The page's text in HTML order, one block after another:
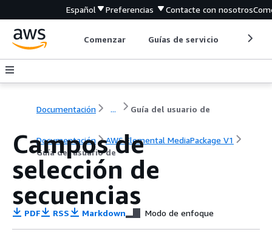
Español Preferencias Contacte con nosotros
Comenzar Guías de servicio
Documentación ... Guía del usuario de
Documentación
AWS Elemental MediaPackage V1
Guía del usuario de
Campos de
selección de
secuencias
PDF RSS Markdown Modo de enfoque